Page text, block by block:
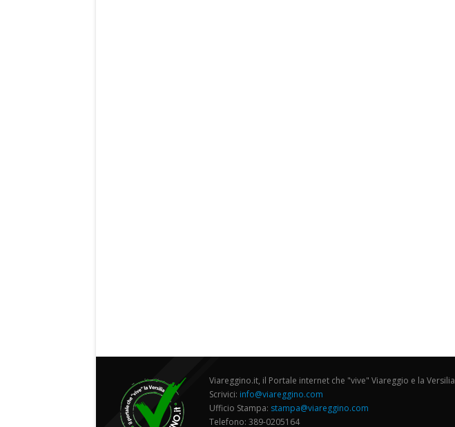
Viareggino.it, il Portale internet che "vive" Viareggio e la Versilia
Scrivici: info@viareggino.com
Ufficio Stampa: stampa@viareggino.com
Telefono: 389-0205164